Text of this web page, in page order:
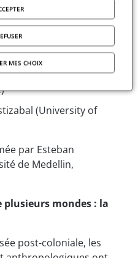
en
Libre de Bruxelles)
Ministre de la
(University of
par Esteban
de Medellin,
plusieurs mondes : la
post-coloniale, les
MES CHOIX